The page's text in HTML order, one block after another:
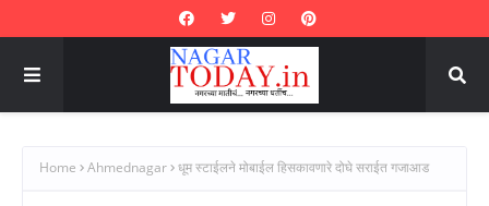
Home Ahmednagar धूम स्टाईलने मोबाईल हिसकावणारे दोघे सराईत गजाआड